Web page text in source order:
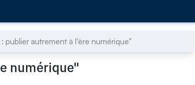
publier autrement à l'ère numérique"
numérique"